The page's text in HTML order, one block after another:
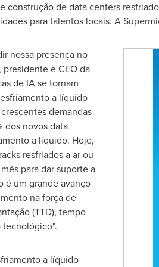
construção de data centers
para talentos locais. A
nossa presença no
presidente e CEO da
de IA se tornam
a líquido
demandas
dos novos data
a líquido. Hoje,
resfriados a ar ou
para dar suporte a
é um grande avanço
na força de
(TTD), tempo
tecnológico".
a líquido